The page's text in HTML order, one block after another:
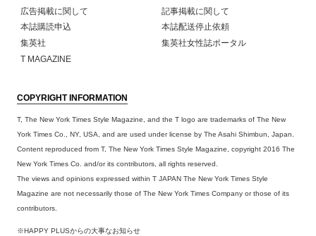
広告掲載に関して
記事掲載に関して
本誌購読申込
本誌配送停止依頼
集英社
集英社女性誌ポータル
T MAGAZINE
COPYRIGHT INFORMATION
T, The New York Times Style Magazine, and the T logo are trademarks of The New
York Times Co., NY, USA, and are used under license by The Asahi Shimbun, Japan.
Content reproduced from T, The New York Times Style Magazine, copyright 2016 The
New York Times Co. and/or its contributors, all rights reserved.
The views and opinions expressed within T JAPAN The New York Times Style
Magazine are not necessarily those of The New York Times Company or those of its
contributors.
※HAPPY PLUSからの大事なお知らせ